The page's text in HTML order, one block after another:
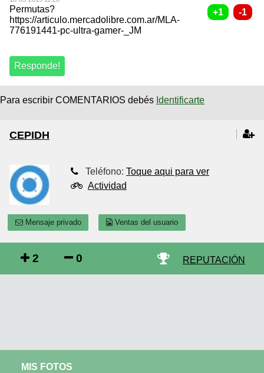
Permutas?
https://articulo.mercadolibre.com.ar/MLA-
776191441-pc-ultra-gamer-_JM
Para escribir COMENTARIOS debés Identificarte
CEPIDH
Teléfono: Toque aqui para ver
Actividad
Mensaje privado Ventas del usuario
2 0 REPUTACIÓN
MIS FOTOS